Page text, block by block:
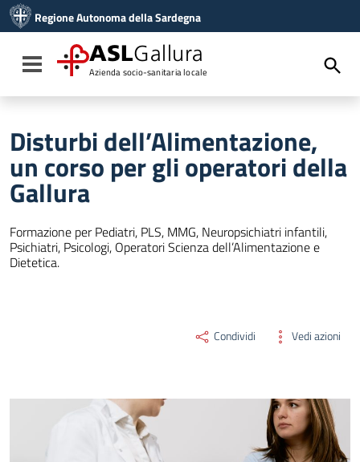
Vai al menu di navigazione
Vai al footer
Regione Autonoma della Sardegna
Toggle navigation
ASLGallura
Azienda socio-sanitaria locale
Disturbi dell’Alimentazione,
un corso per gli operatori della
Gallura
Formazione per Pediatri, PLS, MMG, Neuropsichiatri infantili,
Psichiatri, Psicologi, Operatori Scienza dell’Alimentazione e
Dietetica.
Condividi Vedi azioni